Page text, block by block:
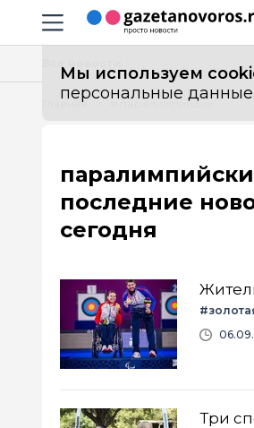
Навигация сайта
Мы используем
персональные
Главная # паралимпийские игры
последние
сегодня
Три